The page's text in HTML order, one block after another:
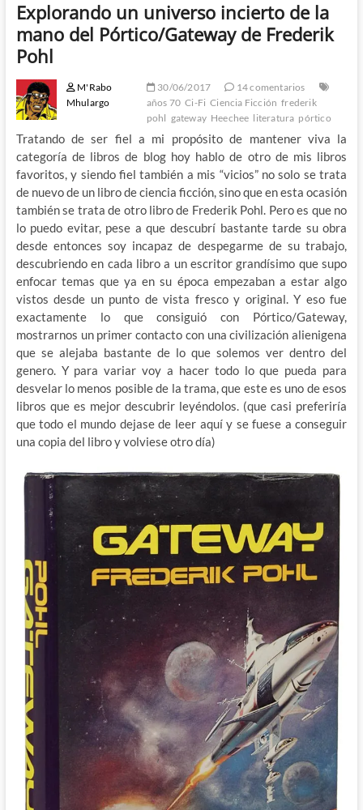
Explorando un universo incierto de la
mano del Pórtico/Gateway de Frederik
Pohl
M'Rabo
Mhulargo
30/06/2017
14 comentarios
años 70 Ci-Fi Ciencia Ficción frederik
pohl gateway Heechee literatura pórtico
Tratando de ser fiel a mi propósito de mantener viva la
categoría de libros de blog hoy hablo de otro de mis libros
favoritos, y siendo fiel también a mis “vicios” no solo se trata
de nuevo de un libro de ciencia ficción, sino que en esta ocasión
también se trata de otro libro de Frederik Pohl. Pero es que no
lo puedo evitar, pese a que descubrí bastante tarde su obra
desde entonces soy incapaz de despegarme de su trabajo,
descubriendo en cada libro a un escritor grandísimo que supo
enfocar temas que ya en su época empezaban a estar algo
vistos desde un punto de vista fresco y original. Y eso fue
exactamente lo que consiguió con Pórtico/Gateway,
mostrarnos un primer contacto con una civilización alienigena
que se alejaba bastante de lo que solemos ver dentro del
genero. Y para variar voy a hacer todo lo que pueda para
desvelar lo menos posible de la trama, que este es uno de esos
libros que es mejor descubrir leyéndolos. (que casi preferiría
que todo el mundo dejase de leer aquí y se fuese a conseguir
una copia del libro y volviese otro día)